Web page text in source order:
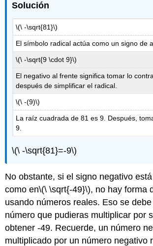
Solución
\(\ -\sqrt{81}\)
El símbolo radical actúa como un signo de
\(\ -\sqrt{9 \cdot 9}\)
El negativo al frente significa tomar lo
después de simplificar el radical.
\(\ -(9)\)
La raíz cuadrada de 81 es 9. Después,
9.
\(\ -\sqrt{81}=-9\)
No obstante, si el signo negativo
como en\(\ \sqrt{-49}\), no hay forma
usando números reales. Eso se
número que pudieras multiplicar por
obtener -49. Recuerde, un número
multiplicado por un número negativo